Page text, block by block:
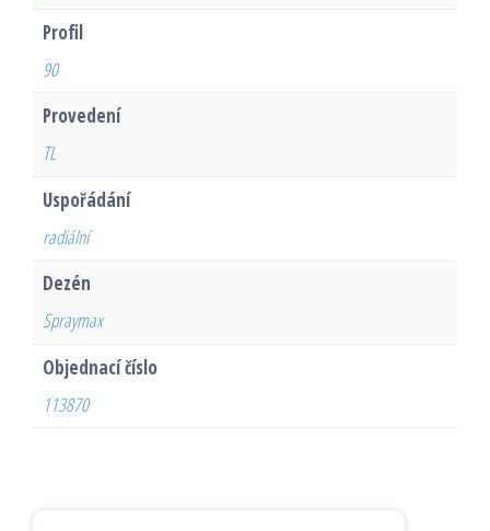
Profil
90
Provedení
TL
Uspořádání
radiální
Dezén
Spraymax
Objednací číslo
113870